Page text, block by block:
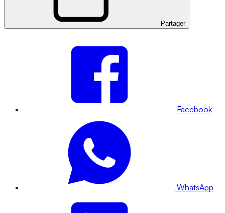
Partager
Facebook
WhatsApp